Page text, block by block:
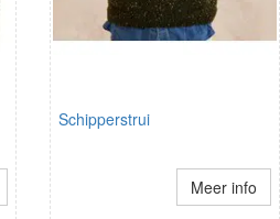
Schipperstrui
Meer info